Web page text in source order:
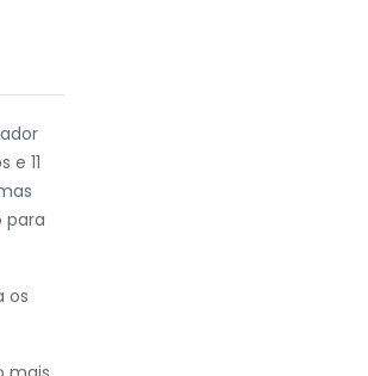
11
para
os